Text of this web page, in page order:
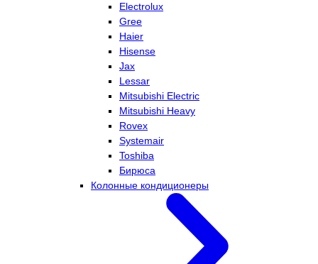
Electrolux
Gree
Haier
Hisense
Jax
Lessar
Mitsubishi Electric
Mitsubishi Heavy
Rovex
Systemair
Toshiba
Бирюса
Колонные кондиционеры